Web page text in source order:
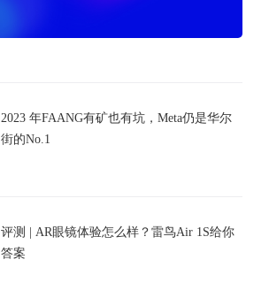
2023 年FAANG有矿也有坑，Meta仍是华尔
街的No.1
评测 | AR眼镜体验怎么样？雷鸟Air 1S给你
答案